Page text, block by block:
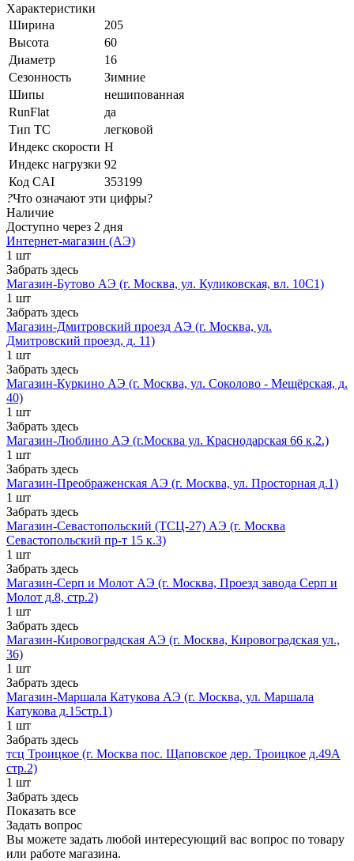
Характеристики
Ширина
205
Высота
60
Диаметр
16
Сезонность
Зимние
Шипы
нешипованная
RunFlat
да
Тип ТС
легковой
Индекс скорости H
Индекс нагрузки 92
Код CAI
353199
?Что означают эти цифры?
Наличие
Доступно через 2 дня
Интернет-магазин (АЭ)
1 шт
Забрать здесь
Магазин-Бутово АЭ (г. Москва, ул. Куликовская, вл. 10С1)
1 шт
Забрать здесь
Магазин-Дмитровский проезд АЭ (г. Москва, ул.
Дмитровский проезд, д. 11)
1 шт
Забрать здесь
Магазин-Куркино АЭ (г. Москва, ул. Соколово - Мещёрская, д.
40)
1 шт
Забрать здесь
Магазин-Люблино АЭ (г.Москва ул. Краснодарская 66 к.2.)
1 шт
Забрать здесь
Магазин-Преображенская АЭ (г. Москва, ул. Просторная д.1)
1 шт
Забрать здесь
Магазин-Севастопольский (ТСЦ-27) АЭ (г. Москва
Севастопольский пр-т 15 к.3)
1 шт
Забрать здесь
Магазин-Серп и Молот АЭ (г. Москва, Проезд завода Серп и
Молот д.8, стр.2)
1 шт
Забрать здесь
Магазин-Кировоградская АЭ (г. Москва, Кировоградская ул.,
36)
1 шт
Забрать здесь
Магазин-Маршала Катукова АЭ (г. Москва, ул. Маршала
Катукова д.15стр.1)
1 шт
Забрать здесь
тсц Троицкое (г. Москва пос. Щаповское дер. Троицкое д.49А
стр.2)
1 шт
Забрать здесь
Показать все
Задать вопрос
Вы можете задать любой интересующий вас вопрос по товару
или работе магазина.